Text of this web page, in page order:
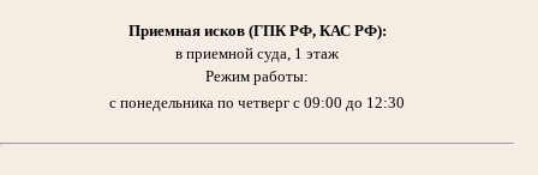
Приемная исков (ГПК РФ, КАС РФ):
в приемной суда, 1 этаж
Режим работы:
с понедельника по четверг с 09:00 до 12:30